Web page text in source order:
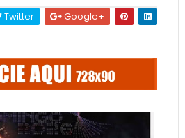
Twitter Google+